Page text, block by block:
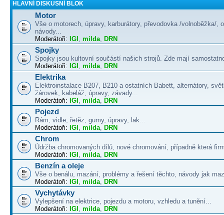
HLAVNÍ DISKUSNÍ BLOK
Motor
Vše o motorech, úpravy, karburátory, převodovka /volnoběžka/,
návody...
Moderátoři: IGI , milda, DRN
Spojky
Spojky jsou kultovní součástí našich strojů. Zde mají
Moderátoři: IGI , milda, DRN
Elektrika
Elektroinstalace B207, B210 a ostatních Babett, alternátory,
žárovek, kabeláž, úpravy, závady...
Moderátoři: IGI , milda, DRN
Pojezd
Rám, vidle, řetěz, gumy, úpravy, lak...
Moderátoři: IGI , milda, DRN
Chrom
Údržba chromovaných dílů, nové chromování, případně která
Moderátoři: IGI , milda, DRN
Benzín a oleje
Vše o benálu, mazání, problémy a řešení těchto, návody jak
Moderátoři: IGI , milda, DRN
Vychytávky
Vylepšení na elektrice, pojezdu a motoru, vzhledu a tunění...
Moderátoři: IGI , milda, DRN